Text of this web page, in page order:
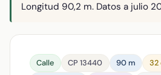
Longitud 90,2 m. Datos a julio
Calle CP 13440 90 m
32